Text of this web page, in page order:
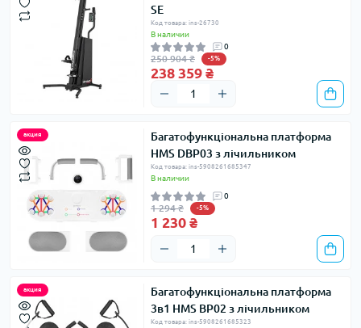
SE
Код товара: ins-26730
В наличии
0
250 904 ₴ -5%
238 359 ₴
акция
Багатофункціональна платформа
HMS DBP03 з лічильником
Код товара: ins-5908261685347
В наличии
0
1 294 ₴ -5%
1 230 ₴
акция
Багатофункціональна платформа
3в1 HMS BP02 з лічильником
Код товара: ins-5908261685323